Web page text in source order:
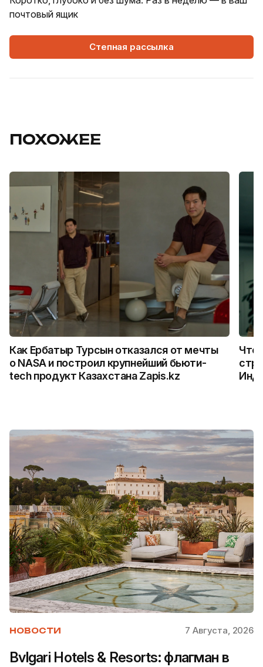
почтовый ящик
Степная рассылка
ПОХОЖЕЕ
Как Ербатыр Турсын отказался от мечты
о NASA и построил крупнейший бьюти-
tech продукт Казахстана Zapis.kz
Что
НОВОСТИ 7 Августа, 2026
Bvlgari Hotels & Resorts: флагман в